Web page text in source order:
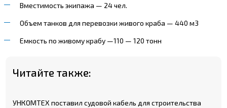
Вместимость экипажа — 24 чел.
Объем танков для перевозки живого краба — 440 м3
Емкость по живому крабу —110 — 120 тонн
Читайте также:
УНКОМТЕХ поставил судовой кабель для строительства